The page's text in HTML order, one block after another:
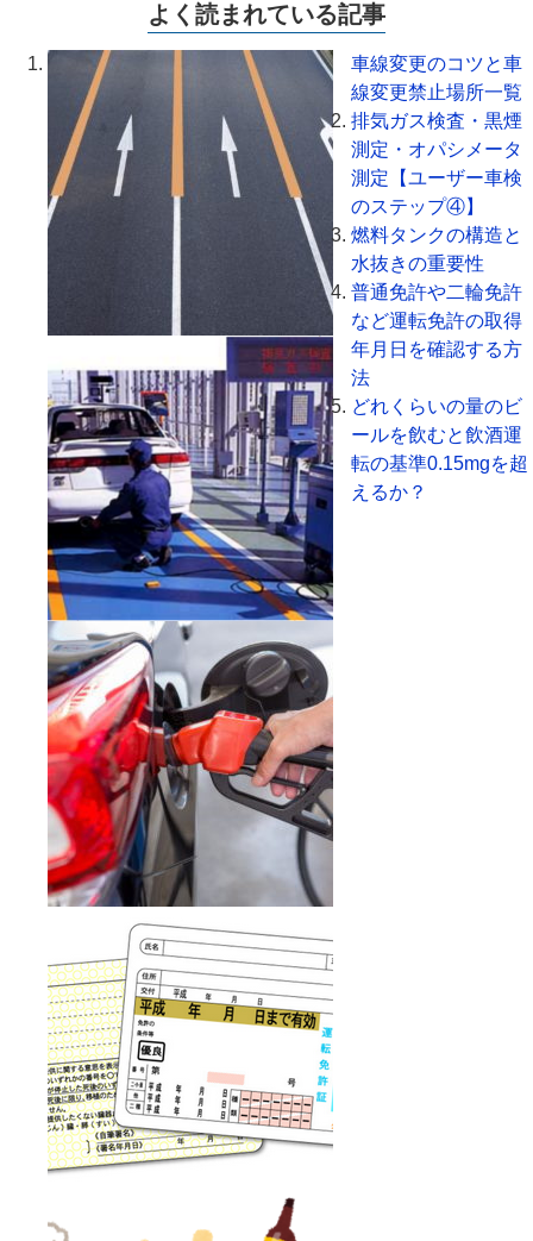
よく読まれている記事
車線変更のコツと車
線変更禁止場所一覧
排気ガス検査・黒煙
測定・オパシメータ
測定【ユーザー車検
のステップ④】
燃料タンクの構造と
水抜きの重要性
普通免許や二輪免許
など運転免許の取得
年月日を確認する方
法
どれくらいの量のビ
ールを飲むと飲酒運
転の基準0.15mgを超
えるか？